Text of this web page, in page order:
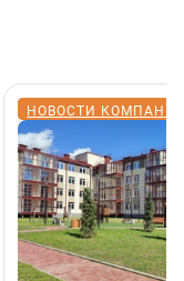
НОВОСТИ